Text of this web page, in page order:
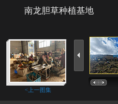
南龙胆草种植基地
<上一图集